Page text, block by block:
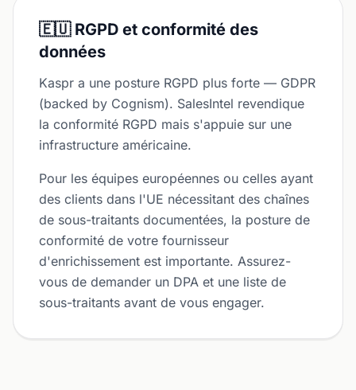
🇪🇺 RGPD et conformité des
données
Kaspr a une posture RGPD plus forte — GDPR
(backed by Cognism). SalesIntel revendique
la conformité RGPD mais s'appuie sur une
infrastructure américaine.
Pour les équipes européennes ou celles ayant
des clients dans l'UE nécessitant des chaînes
de sous-traitants documentées, la posture de
conformité de votre fournisseur
d'enrichissement est importante. Assurez-
vous de demander un DPA et une liste de
sous-traitants avant de vous engager.